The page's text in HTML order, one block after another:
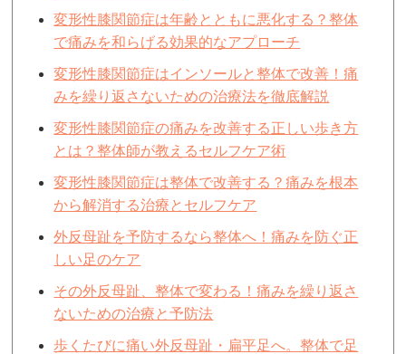
変形性膝関節症は年齢とともに悪化する？整体
で痛みを和らげる効果的なアプローチ
変形性膝関節症はインソールと整体で改善！痛
みを繰り返さないための治療法を徹底解説
変形性膝関節症の痛みを改善する正しい歩き方
とは？整体師が教えるセルフケア術
変形性膝関節症は整体で改善する？痛みを根本
から解消する治療とセルフケア
外反母趾を予防するなら整体へ！痛みを防ぐ正
しい足のケア
その外反母趾、整体で変わる！痛みを繰り返さ
ないための治療と予防法
歩くたびに痛い外反母趾・扁平足へ。整体で足